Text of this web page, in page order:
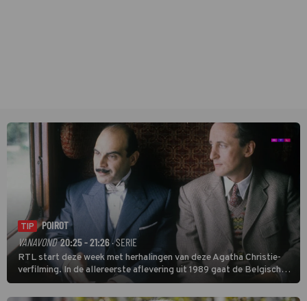
TIP
POIROT
VANAVOND 20:25 - 21:26 · SERIE
RTL start deze week met herhalingen van deze Agatha Christie-
verfilming. In de allereerste aflevering uit 1989 gaat de Belgische
speurder op zoek naar een vermiste kok. Poirot raakt al snel
verwikkeld in een moordzaak. (HH)